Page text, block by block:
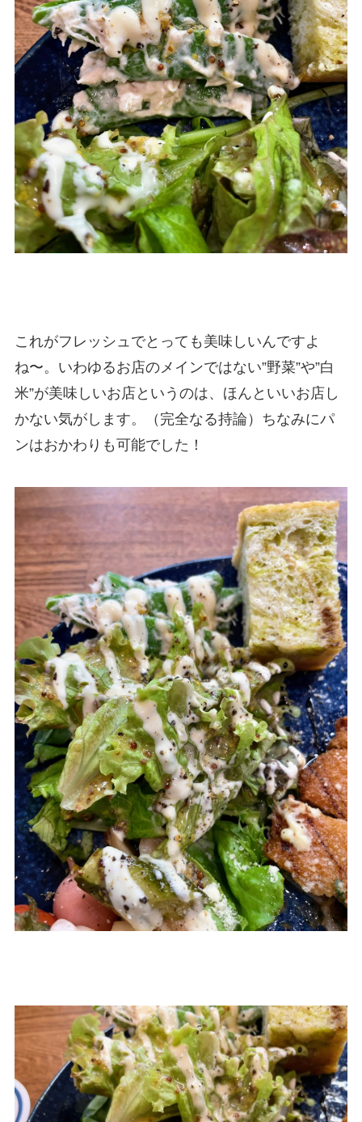
これがフレッシュでとっても美味しいんですよ
ね〜。いわゆるお店のメインではない”野菜”や”白
米”が美味しいお店というのは、ほんといいお店し
かない気がします。（完全なる持論）ちなみにパ
ンはおかわりも可能でした！